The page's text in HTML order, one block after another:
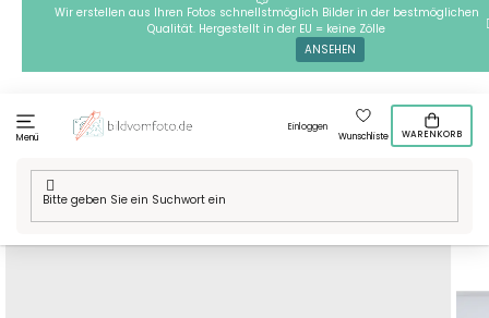
springen
Wir erstellen aus Ihren Fotos schnellstmöglich Bilder in der bestmöglichen
Qualität. Hergestellt in der EU = keine Zölle
ANSEHEN
Menü
Einloggen
Wunschliste
WARENKORB
Startseite
/ Technik / Malen nach Zahlen / Malen nach Zahlen -
Frau mit blauen Augen